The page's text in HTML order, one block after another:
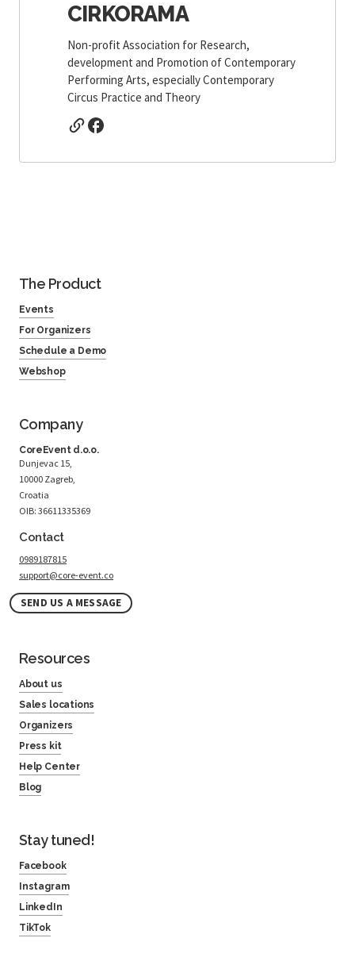
CIRKORAMA
Non-profit Association for Research,
development and Promotion of Contemporary
Performing Arts, especially Contemporary
Circus Practice and Theory
The Product
Events
For Organizers
Schedule a Demo
Webshop
Company
CoreEvent d.o.o.
Dunjevac 15,
10000 Zagreb,
Croatia
OIB: 36611335369
Contact
0989187815
support@core-event.co
SEND US A MESSAGE
Resources
About us
Sales locations
Organizers
Press kit
Help Center
Blog
Stay tuned!
Facebook
Instagram
LinkedIn
TikTok